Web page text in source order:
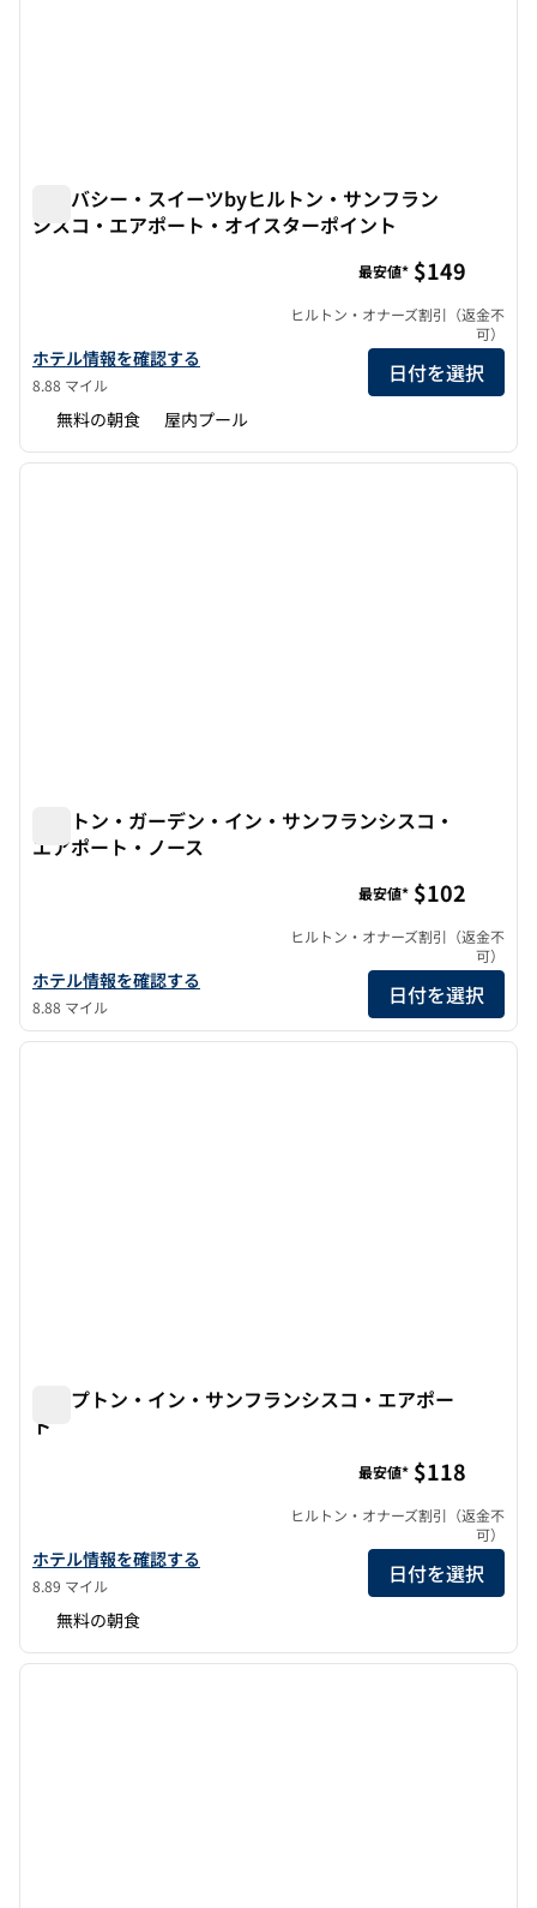
エンバシー・スイーツbyヒルトン・サンフラン
シスコ・エアポート・オイスターポイント
エンバシー・スイーツbyヒルトン・サンフランシスコ・エアポー
ホテル情報を確認する
8.88 マイル
最安値* $149
ヒルトン・オナーズ割引（返金不
可）
日付を選択
無料の朝食 屋内プール
1/12
1/12
前の画像 次の
ヒルトン・ガーデン・イン・サンフランシスコ・
エアポート・ノース
ヒルトン・ガーデン・イン・サンフランシスコ・エアポート・ノ
ホテル情報を確認する
8.88 マイル
最安値* $102
ヒルトン・オナーズ割引（返金不
可）
日付を選択
1/12
1/12
前の画像 次の
ハンプトン・イン・サンフランシスコ・エアポー
ト
ハンプトン・イン・サンフランシスコ・エアポートの詳細を見る
ホテル情報を確認する
8.89 マイル
最安値* $118
ヒルトン・オナーズ割引（返金不
可）
日付を選択
無料の朝食
1/12
1/12
前の画像 次の